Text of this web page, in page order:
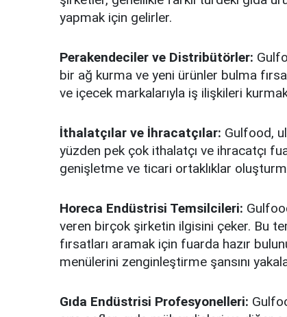
yapmak için gelirler.
Perakendeciler ve Distribütörler:
bir ağ kurma ve yeni ürünler bulma
ve içecek markalarıyla iş ilişkileri
İthalatçılar ve İhracatçılar: Gulfood,
yüzden pek çok ithalatçı ve ihracatçı
genişletme ve ticari ortaklıklar
Horeca Endüstrisi Temsilcileri:
veren birçok şirketin ilgisini çeker. Bu
fırsatları aramak için fuarda hazır
menülerini zenginleştirme şansını
Gıda Endüstrisi Profesyonelleri: